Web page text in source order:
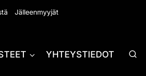
Jälleenmyyjät
YHTEYSTIEDOT